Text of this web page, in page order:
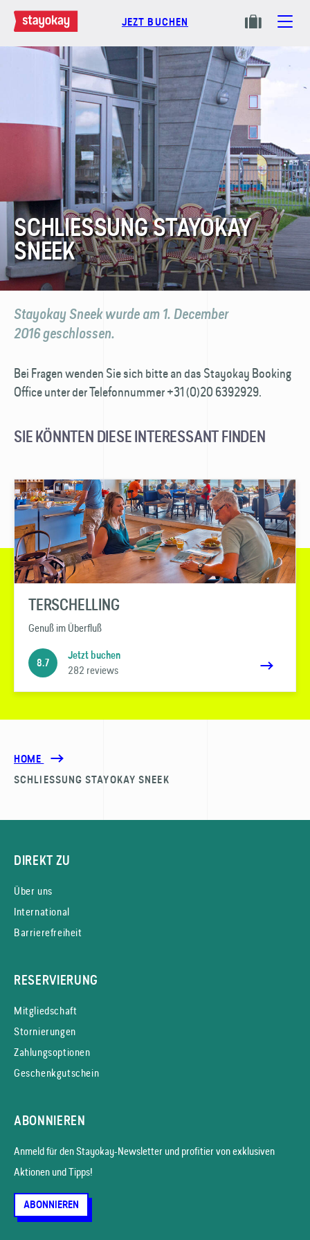
JEZT BUCHEN
SCHLIESSUNG STAYOKAY S
NEEK
Stayokay Sneek wurde am 1. December
2016 geschlossen.
Bei Fragen wenden Sie sich bitte an das Stayokay Booking
Office unter der Telefonnummer +31 (0)20 6392929.
SIE KÖNNTEN DIESE INTERESSANT FINDEN
TERSCHELLING
Genuß im Überfluß
8.7
Jetzt buchen
282 reviews
HOME
SCHLIESSUNG STAYOKAY SNEEK
DIREKT ZU
Über uns
International
Barrierefreiheit
RESERVIERUNG
Mitgliedschaft
Stornierungen
Zahlungsoptionen
Geschenkgutschein
ABONNIEREN
Anmeld für den Stayokay-News­letter und profitier von exklusiven
Aktionen und Tipps!
ABONNIEREN